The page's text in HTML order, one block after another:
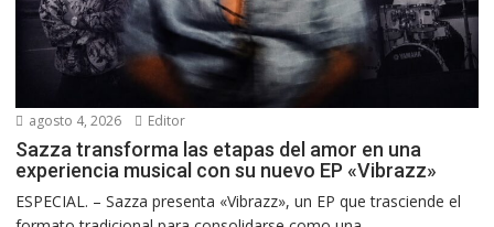
agosto 4, 2026 Editor
Sazza transforma las etapas del amor en una
experiencia musical con su nuevo EP «Vibrazz»
ESPECIAL. – Sazza presenta «Vibrazz», un EP que trasciende el